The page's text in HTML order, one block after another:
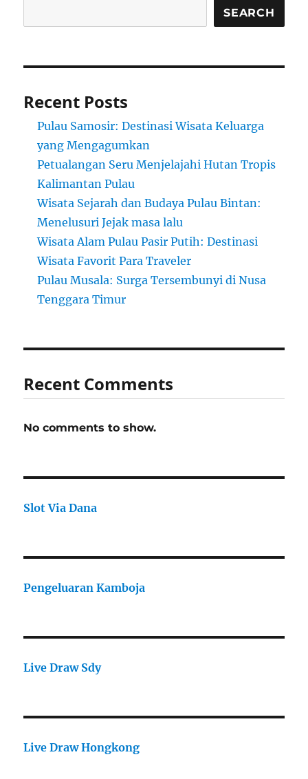
SEARCH
Recent Posts
Pulau Samosir: Destinasi Wisata Keluarga
yang Mengagumkan
Petualangan Seru Menjelajahi Hutan Tropis
Kalimantan Pulau
Wisata Sejarah dan Budaya Pulau Bintan:
Menelusuri Jejak masa lalu
Wisata Alam Pulau Pasir Putih: Destinasi
Wisata Favorit Para Traveler
Pulau Musala: Surga Tersembunyi di Nusa
Tenggara Timur
Recent Comments
No comments to show.
Slot Via Dana
Pengeluaran Kamboja
Live Draw Sdy
Live Draw Hongkong